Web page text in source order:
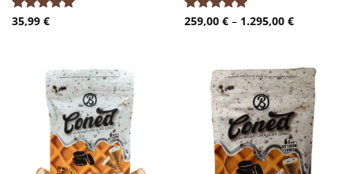
Bewertet
35,99 €
Bewertet
259,00 € – 1.295,00 €
259,00 €